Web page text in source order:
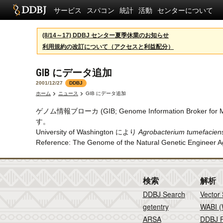
サービス スパコン 統計 活動 センターについて
(8/14～17) DDBJ センター夏季休業のお知らせ
利用規約の改訂について（アクセスと利益配分）
GIB にデータ追加
2001/12/27
DDBJ
ホーム
ニュース GIB にデータ追加
ゲノム情報ブローカ (GIB; Genome Information Broker for
す。
University of Washington により Agrobacterium
Reference: The Genome of the Natural Genetic Engineer
検索
DDBJ Search
getentry
ARSA
解析
Vector
WABI
DDBJ